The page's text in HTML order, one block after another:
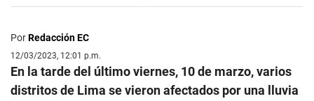
PorRedacción EC
12/03/2023, 12:01 p.m.
En la tarde del último viernes, 10 de marzo, varios
distritos de Lima se vieron afectados por una lluvia